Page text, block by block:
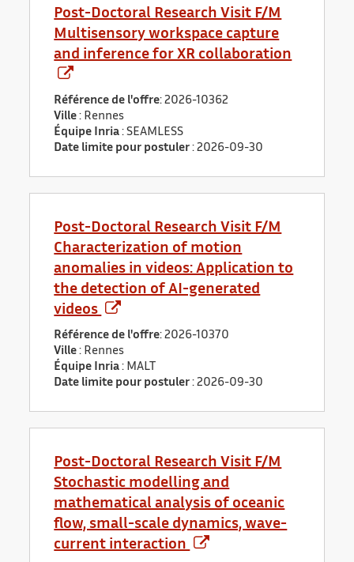
Post-Doctoral Research Visit F/M
Multisensory workspace capture
and inference for XR collaboration
Référence de l'offre: 2026-10362
Ville : Rennes
Équipe Inria : SEAMLESS
Date limite pour postuler :2026-09-30
Post-Doctoral Research Visit F/M
Characterization of motion
anomalies in videos: Application to
the detection of AI-generated
videos
Référence de l'offre: 2026-10370
Ville : Rennes
Équipe Inria : MALT
Date limite pour postuler :2026-09-30
Post-Doctoral Research Visit F/M
Stochastic modelling and
mathematical analysis of oceanic
flow, small-scale dynamics, wave-
current interaction